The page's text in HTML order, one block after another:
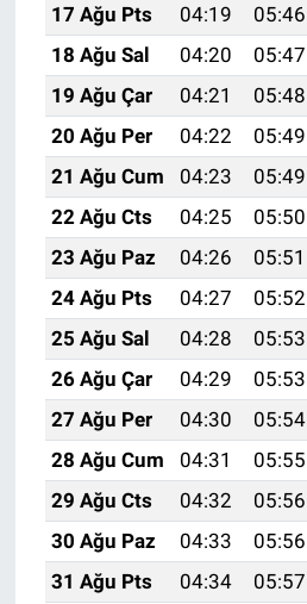
17 Ağu Pts
04:19 05:46
18 Ağu Sal
04:20 05:47
19 Ağu Çar
04:21 05:48
20 Ağu Per
04:22 05:49
21 Ağu Cum
04:23 05:49
22 Ağu Cts
04:25 05:50
23 Ağu Paz
04:26 05:51
24 Ağu Pts
04:27 05:52
25 Ağu Sal
04:28 05:53
26 Ağu Çar
04:29 05:53
27 Ağu Per
04:30 05:54
28 Ağu Cum
04:31 05:55
29 Ağu Cts
04:32 05:56
30 Ağu Paz
04:33 05:56
31 Ağu Pts
04:34 05:57